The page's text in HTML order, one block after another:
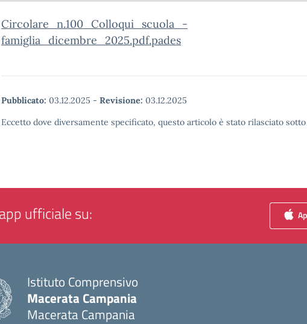
Circolare_n.100_Colloqui_scuola_-
famiglia_dicembre_2025.pdf.pades
Pubblicato: 03.12.2025 - Revisione: 03.12.2025
Eccetto dove diversamente specificato, questo articolo è stato rilasciato
ufficiale su:
Istituto Comprensivo
Macerata Campania
Macerata Campania